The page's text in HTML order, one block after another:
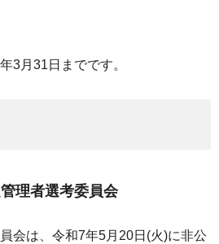
3月31日までです。
理者選考委員会
会は、令和7年5月20日(火)に非公